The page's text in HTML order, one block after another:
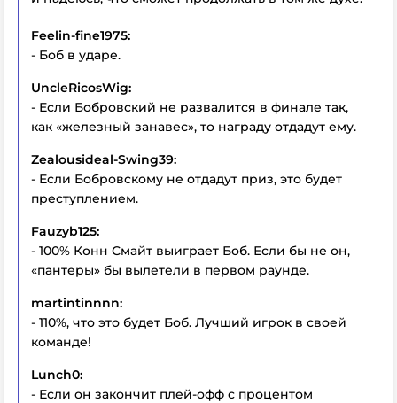
Feelin-fine1975:
- Боб в ударе.
UncleRicosWig:
- Если Бобровский не развалится в финале так,
как «железный занавес», то награду отдадут ему.
Zealousideal-Swing39:
- Если Бобровскому не отдадут приз, это будет
преступлением.
Fauzyb125:
- 100% Конн Смайт выиграет Боб. Если бы не он,
«пантеры» бы вылетели в первом раунде.
martintinnnn:
- 110%, что это будет Боб. Лучший игрок в своей
команде!
Lunch0:
- Если он закончит плей-офф с процентом